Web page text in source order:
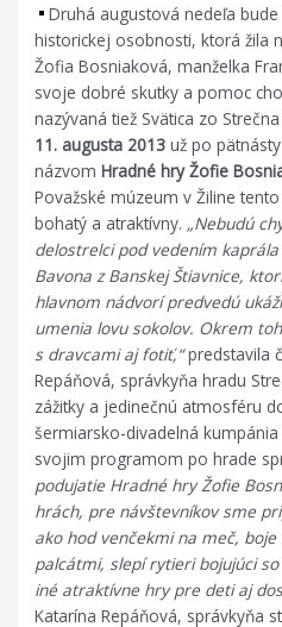
Druhá augustová nedeľa
historickej osobnosti, ktorá žila
Žofia Bosniaková, manželka
svoje dobré skutky a pomoc
nazývaná tiež Svätica zo
11. augusta 2013 už po
názvom Hradné hry Žofie
Považské múzeum v Žiline
bohatý a atraktívny. „Nebudú
delostrelci pod vedením
Bavona z Banskej Štiavnice,
hlavnom nádvorí predvedú
umenia lovu sokolov. Okrem
s dravcami aj fotiť,“predstavila
Repáňová, správkyňa hradu
zážitky a jedinečnú atmosféru
šermiarsko-divadelná
svojim programom po hrade
podujatie Hradné hry Žofie
hrách, pre návštevníkov sme
ako hod venčekmi na meč,
palcátmi, slepí rytieri bojujúci
iné atraktívne hry pre deti aj
Katarína Repáňová, správkyňa